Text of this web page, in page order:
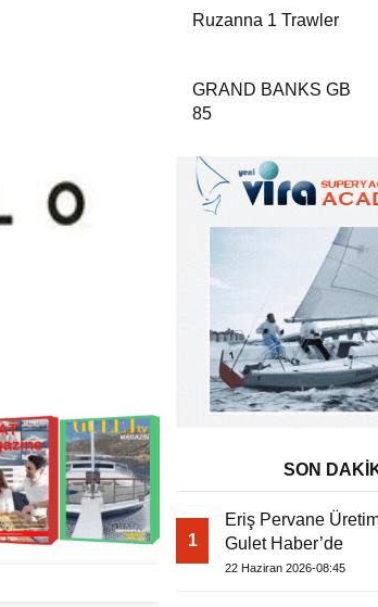
Ruzanna 1 Trawler
GRAND BANKS GB
85
SON
1
Eriş Pervane
Gulet Haber’de
22 Haziran 2026-08:45